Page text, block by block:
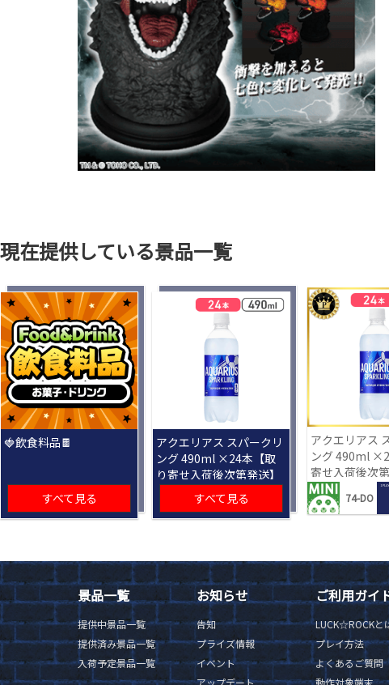
現在提供している景品一覧
🍓飲食料品🍫
すべて見る
アクエリアス スパークリ
ング 490ml ×24本【取
り寄せ入荷後次第発送】
すべて見る
アクエリアス
ング 490ml
寄せ入荷後次第
74-DO
1 PLAY
景品一覧
提供中景品一覧
提供済み景品一覧
入荷予定景品一覧
お知らせ
告知
プライズ情報
イベント
アップデート
ご利用ガイ
LUCK☆ROCKと
プレイ方法
よくあるご質問
動作対象端末